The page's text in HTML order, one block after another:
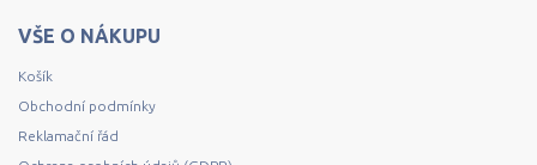
VŠE O NÁKUPU
Košík
Obchodní podmínky
Reklamační řád